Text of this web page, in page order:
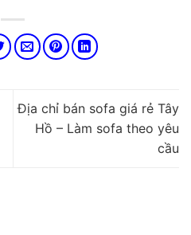
Địa chỉ bán sofa giá rẻ Tây
Hồ – Làm sofa theo yêu
cầu